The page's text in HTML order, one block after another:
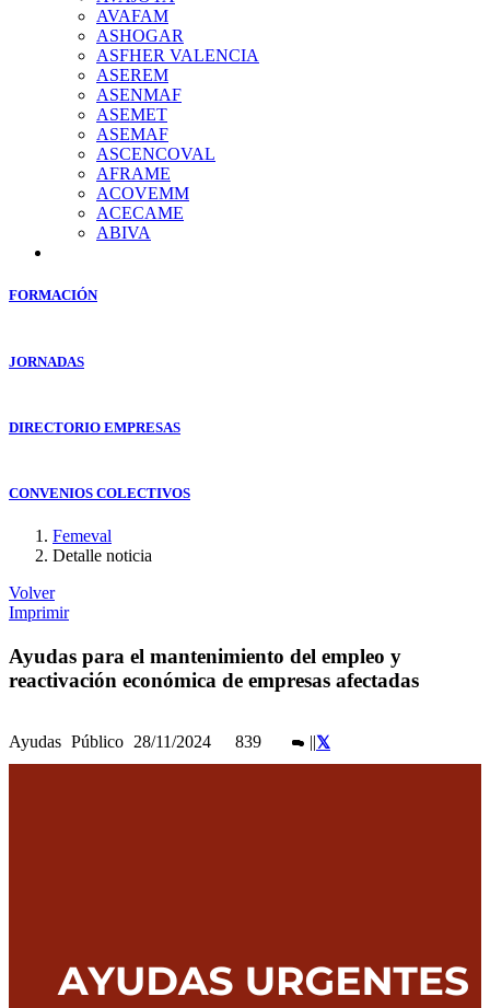
AVAFAM
ASHOGAR
ASFHER VALENCIA
ASEREM
ASENMAF
ASEMET
ASEMAF
ASCENCOVAL
AFRAME
ACOVEMM
ACECAME
ABIVA
FORMACIÓN
JORNADAS
DIRECTORIO EMPRESAS
CONVENIOS COLECTIVOS
Femeval
Detalle noticia
Volver
Imprimir
Ayudas para el mantenimiento del empleo y
reactivación económica de empresas afectadas
Ayudas Público 28/11/2024 839 ||